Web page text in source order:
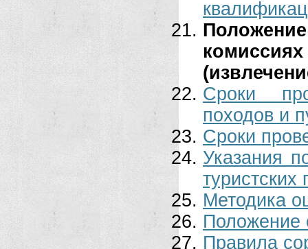
Сроки
походов и
Сроки
Указания
туристских
Методика
Положение
Правила